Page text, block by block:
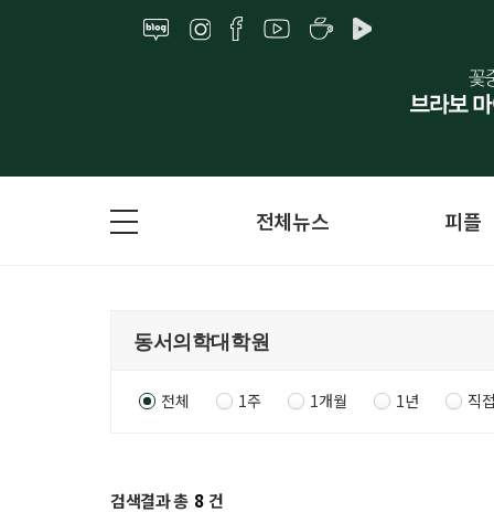
전체뉴스 피플
전체 1주 1개월 1년 직
검색결과 총 8 건